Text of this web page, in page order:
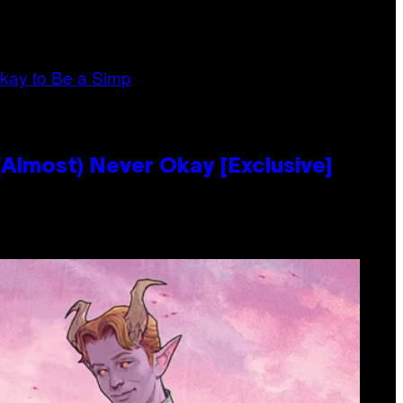
Never Okay [Exclusive]